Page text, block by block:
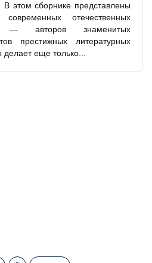
этом сборнике представлены
отечественных
— авторов знаменитых
престижных литературных
еще только...